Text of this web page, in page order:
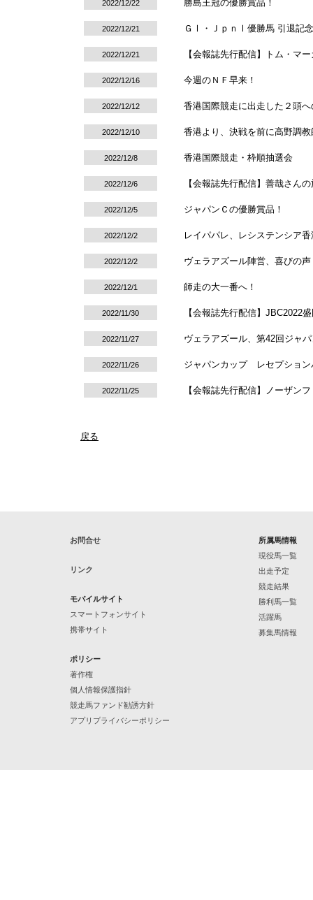
2022/12/22 勝島王冠の優勝賞品！
2022/12/21 ＧⅠ・ＪｐｎⅠ優勝馬 引退記
2022/12/21 【会報誌先行配信】トム・マ
2022/12/16 今週のＮＦ早来！
2022/12/12 香港国際競走に出走した２頭
2022/12/10 香港より、決戦を前に高野調
2022/12/8 香港国際競走・枠順抽選会
2022/12/6 【会報誌先行配信】善哉さん
2022/12/5 ジャパンＣの優勝賞品！
2022/12/2 レイパパレ、レシステンシア
2022/12/2 ヴェラアズール陣営、喜びの声
2022/12/1 師走の大一番へ！
2022/11/30 【会報誌先行配信】JBC2022
2022/11/27 ヴェラアズール、第42回ジャ
2022/11/26 ジャパンカップ レセプション
2022/11/25 【会報誌先行配信】ノーザン
戻る
お問合せ
リンク
モバイルサイト
スマートフォンサイト
携帯サイト
ポリシー
著作権
個人情報保護指針
競走馬ファンド勧誘方針
アプリプライバシーポリシー
所属馬情報
現役馬一覧
出走予定
競走結果
勝利馬一覧
活躍馬
募集馬情報